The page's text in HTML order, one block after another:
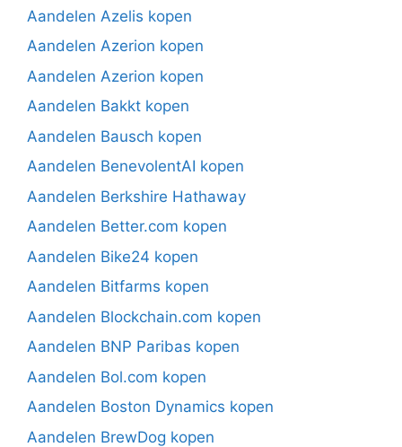
Aandelen Azelis kopen
Aandelen Azerion kopen
Aandelen Azerion kopen
Aandelen Bakkt kopen
Aandelen Bausch kopen
Aandelen BenevolentAI kopen
Aandelen Berkshire Hathaway
Aandelen Better.com kopen
Aandelen Bike24 kopen
Aandelen Bitfarms kopen
Aandelen Blockchain.com kopen
Aandelen BNP Paribas kopen
Aandelen Bol.com kopen
Aandelen Boston Dynamics kopen
Aandelen BrewDog kopen